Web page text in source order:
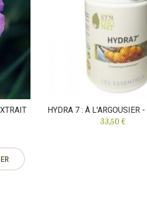
HYDRA 7 : À L'ARGOUSIER -
33,50 €